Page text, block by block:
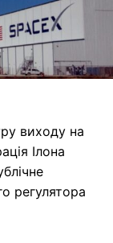
виходу на
Ілона
регулятора